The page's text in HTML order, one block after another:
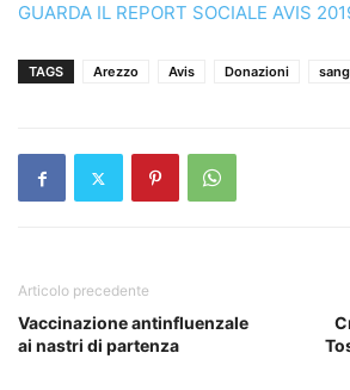
GUARDA IL REPORT SOCIALE AVIS
TAGS Arezzo Avis Donazioni
Articolo precedente
Vaccinazione antinfluenzale
ai nastri di partenza